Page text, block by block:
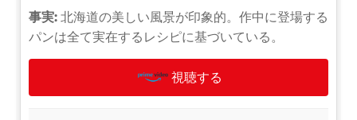
事実: 北海道の美しい風景が印象的。作中に登場する
パンは全て実在するレシピに基づいている。
視聴する